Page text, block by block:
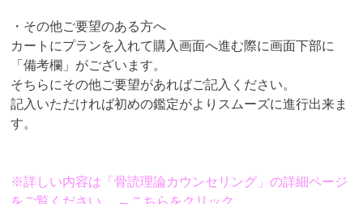
・その他ご要望のある方へ
カートにプランを入れて購入画面へ進む際に画面下部に
「備考欄」がございます。
そちらにその他ご要望があればご記入ください。
記入いただければ初めの鑑定がよりスムーズに進行出来ま
す。
※詳しい内容は「骨読理論カウンセリング」の詳細ページ
をご覧ください。 ←こちらをクリック